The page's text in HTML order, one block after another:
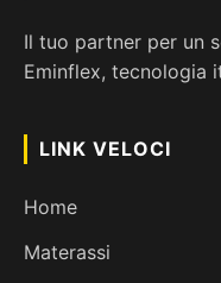
Il tuo partner per un
Eminflex, tecnologia
LINK VELOCI
Home
Materassi